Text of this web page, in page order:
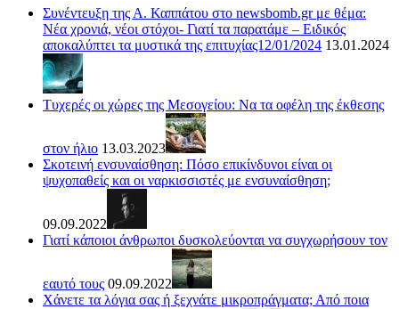
Συνέντευξη της Α. Καππάτου στο newsbomb.gr με θέμα:
Νέα χρονιά, νέοι στόχοι- Γιατί τα παρατάμε – Ειδικός
αποκαλύπτει τα μυστικά της επιτυχίας12/01/2024 13.01.2024
Τυχερές οι χώρες της Μεσογείου: Να τα οφέλη της έκθεσης
στον ήλιο 13.03.2023
Σκοτεινή ενσυναίσθηση: Πόσο επικίνδυνοι είναι οι
ψυχοπαθείς και οι ναρκισσιστές με ενσυναίσθηση;
09.09.2022
Γιατί κάποιοι άνθρωποι δυσκολεύονται να συγχωρήσουν τον
εαυτό τους 09.09.2022
Χάνετε τα λόγια σας ή ξεχνάτε μικροπράγματα; Από ποια